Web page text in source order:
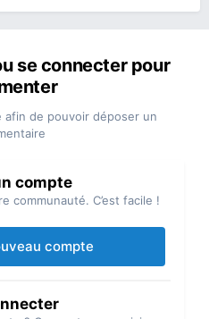
se connecter pour
afin de pouvoir déposer un
compte
communauté. C’est facile !
compte